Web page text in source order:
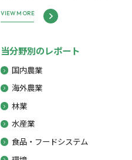
VIEW MORE
当分野別のレポート
国内農業
海外農業
林業
水産業
食品・フードシステム